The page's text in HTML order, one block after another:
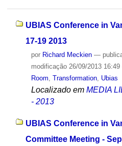
UBIAS Conference in
17-19 2013
por Richard Meckien —
modificação26/09/2013 16:49
Room Transformation, Ubias
Localizado em MEDIA
- 2013
UBIAS Conference in
Committee Meeting -